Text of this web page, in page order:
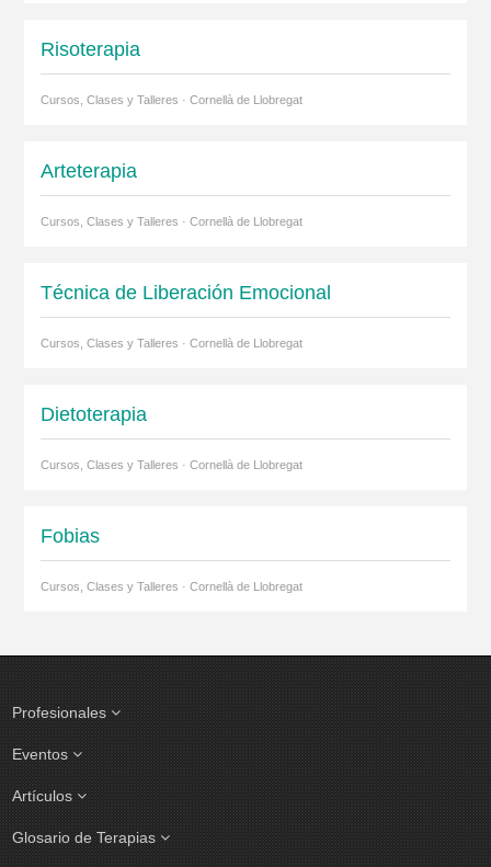
Risoterapia
Cursos, Clases y Talleres · Cornellà de Llobregat
Arteterapia
Cursos, Clases y Talleres · Cornellà de Llobregat
Técnica de Liberación Emocional
Cursos, Clases y Talleres · Cornellà de Llobregat
Dietoterapia
Cursos, Clases y Talleres · Cornellà de Llobregat
Fobias
Cursos, Clases y Talleres · Cornellà de Llobregat
Profesionales
Eventos
Artículos
Glosario de Terapias